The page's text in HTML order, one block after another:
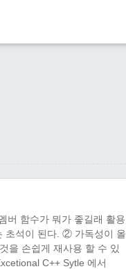
버 함수가 뭐가 좋길래 활용
초석이 된다. ② 가독성이 올
을 손쉽게 재사용 할 수 있
C++ Sytle 에서